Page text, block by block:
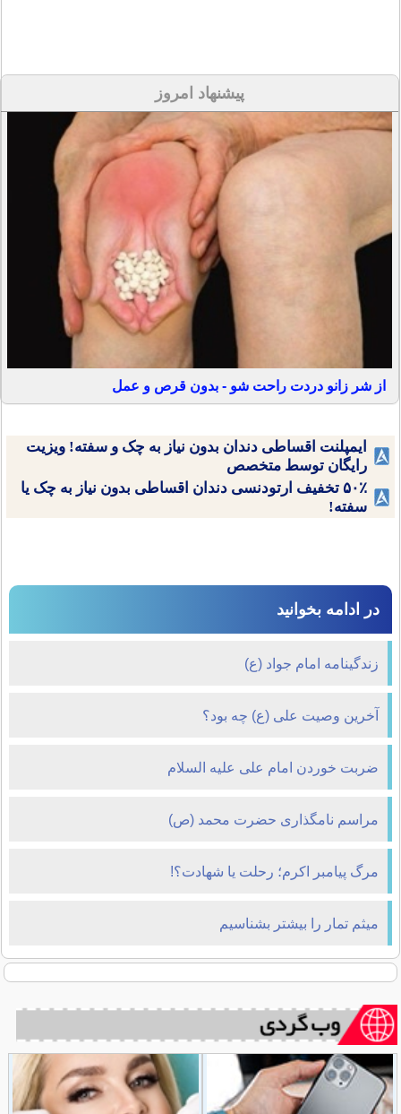
پیشنهاد امروز
از شر زانو دردت راحت شو - بدون قرص و عمل
ایمپلنت اقساطی دندان بدون نیاز به چک و سفته! ویزیت
رایگان توسط متخصص
۵۰٪ تخفیف ارتودنسی دندان اقساطی بدون نیاز به چک یا
سفته!
در ادامه بخوانید
زندگينامه امام جواد (ع)
آخرین وصیت علی (ع) چه بود؟
ضربت خوردن امام علی علیه السلام
مراسم نامگذارى حضرت محمد (ص)
مرگ پیامبر اکرم؛ رحلت یا شهادت؟!
میثم تمار را بیشتر بشناسیم